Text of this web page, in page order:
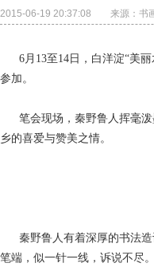
2015-06-19 20:37:08 来源：书
6月13至14日，白洋淀“美丽
参加。
笔会现场，秦野鲁人挥毫泼
乡的喜爱与赞美之情。
秦野鲁人有着深厚的书法造
笔端，似一针一线，诉说不尽